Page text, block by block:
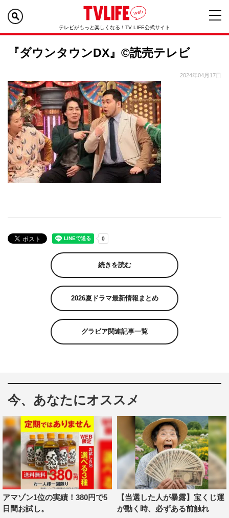
テレビがもっと楽しくなる！TV LIFE公式サイト
『ダウンタウンDX』©読売テレビ
2024年04月17日
続きを読む
2026夏ドラマ最新情報まとめ
グラビア関連記事一覧
今、あなたにオススメ
アマゾン1位の実績！380円で5
日間お試し。
【当選した人が暴露】宝くじ運
が動く時、必ずある前触れ